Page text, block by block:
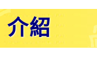
介紹